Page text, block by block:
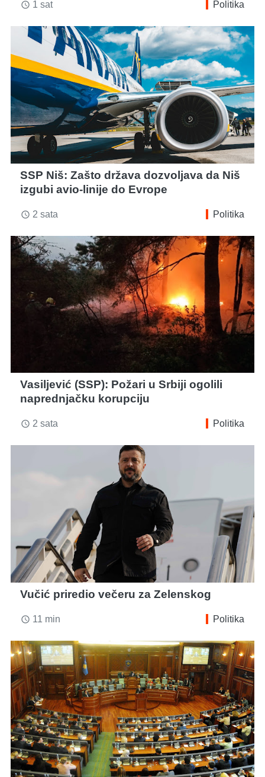
access_time 1 sat Politika
SSP Niš: Zašto država dozvoljava da Niš
izgubi avio-linije do Evrope
access_time 2 sata Politika
Vasiljević (SSP): Požari u Srbiji ogolili
naprednjačku korupciju
access_time 2 sata Politika
Vučić priredio večeru za Zelenskog
access_time 11 min Politika